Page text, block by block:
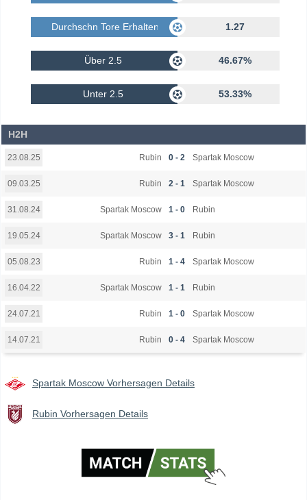
Durchschn Tore Erhalten 1.27
Über 2.5 46.67%
Unter 2.5 53.33%
H2H
23.08.25 Rubin 0 - 2 Spartak Moscow
09.03.25 Rubin 2 - 1 Spartak Moscow
31.08.24 Spartak Moscow 1 - 0 Rubin
19.05.24 Spartak Moscow 3 - 1 Rubin
05.08.23 Rubin 1 - 4 Spartak Moscow
16.04.22 Spartak Moscow 1 - 1 Rubin
24.07.21 Rubin 1 - 0 Spartak Moscow
14.07.21 Rubin 0 - 4 Spartak Moscow
Spartak Moscow Vorhersagen Details
Rubin Vorhersagen Details